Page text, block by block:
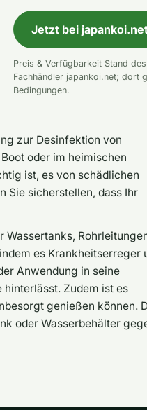
Jetzt bei
Preis & Verfügbarkeit Stand
Fachhändler japankoi.net; dort
Bedingungen.
zur Desinfektion von
oder im heimischen
ist, es von schädlichen
Sie sicherstellen, dass Ihr
es Krankheitserreger
Anwendung in seine
hinterlässt. Zudem ist es
genießen können.
oder Wasserbehälter